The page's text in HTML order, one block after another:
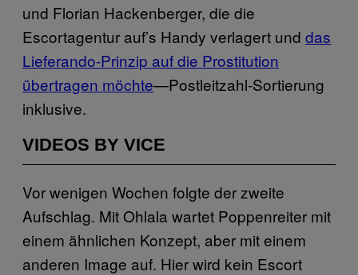
und Florian Hackenberger, die die
Escortagentur auf’s Handy verlagert und das
Lieferando-Prinzip auf die Prostitution
übertragen möchte—Postleitzahl-Sortierung
inklusive.
VIDEOS BY VICE
Vor wenigen Wochen folgte der zweite
Aufschlag. Mit Ohlala wartet Poppenreiter mit
einem ähnlichen Konzept, aber mit einem
anderen Image auf. Hier wird kein Escort